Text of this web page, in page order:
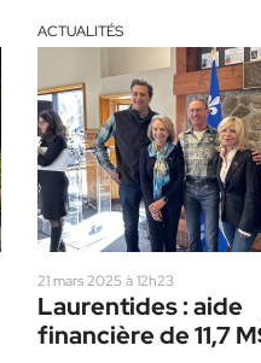
ACTUALITÉS
21 mars 2025 à 12h23
Laurentides : aide
financière de 11,7